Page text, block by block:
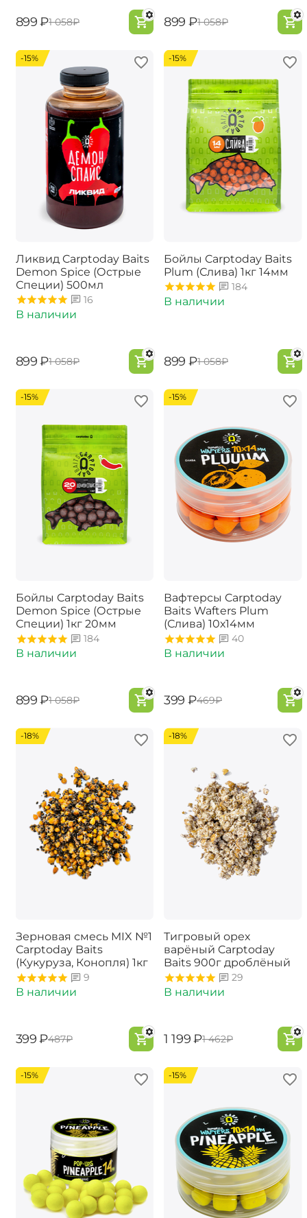
‍899‍ ₽‍1 058‍₽ ‍899‍ ₽‍1 058‍₽
-15%
Ликвид Carptoday Baits
Demon Spice (Острые
Специи) 500мл
16
В наличии
‍899‍ ₽‍1 058‍₽
-15%
Бойлы Carptoday Baits
Plum (Слива) 1кг 14мм
184
В наличии
‍899‍ ₽‍1 058‍₽
-15%
Бойлы Carptoday Baits
Demon Spice (Острые
Специи) 1кг 20мм
184
В наличии
‍899‍ ₽‍1 058‍₽
-15%
Вафтерсы Carptoday
Baits Wafters Plum
(Слива) 10х14мм
40
В наличии
‍399‍ ₽‍469‍₽
-18%
Зерновая смесь MIX №1
Carptoday Baits
(Кукуруза, Конопля) 1кг
9
В наличии
‍399‍ ₽‍487‍₽
-18%
Тигровый орех
варёный Carptoday
Baits 900г дроблёный
29
В наличии
‍1 199‍₽‍1 462‍₽
-15% -15%